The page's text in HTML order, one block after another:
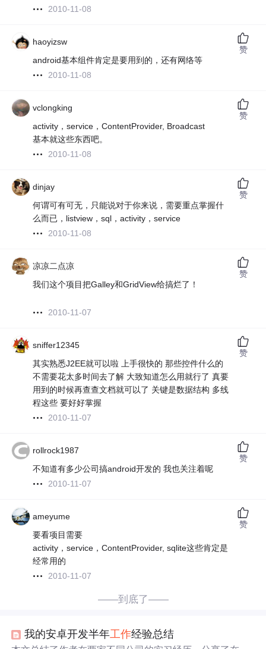
2010-11-08
haoyizsw
android基本组件肯定是要用到的，还有网络等
2010-11-08
赞
vclongking
activity，service，ContentProvider, Broadcast
基本就这些东西吧。
2010-11-08
赞
dinjay
何谓可有可无，只能说对于你来说，需要重点掌握什
么而已，listview，sql，activity，service
2010-11-08
赞
凉凉二点凉
我们这个项目把Galley和GridView给搞烂了！
2010-11-07
赞
sniffer12345
其实熟悉J2EE就可以啦 上手很快的 那些控件什么的
不需要花太多时间去了解 大致知道怎么用就行了 真要
用到的时候再查查文档就可以了 关键是数据结构 多线
程这些 要好好掌握
2010-11-07
赞
rollrock1987
不知道有多少公司搞android开发的 我也关注着呢
2010-11-07
赞
ameyume
要看项目需要
activity，service，ContentProvider, sqlite这些肯定是
经常用的
2010-11-07
赞
——到底了——
我的安卓开发半年工作经验总结